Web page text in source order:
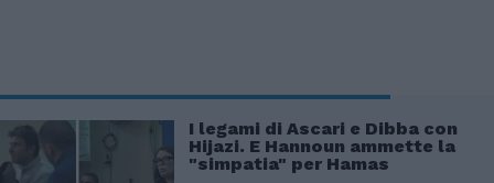
I legami di Ascari e Dibba con
Hijazi. E Hannoun ammette la
"simpatia" per Hamas